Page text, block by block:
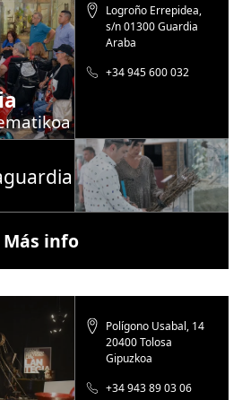
Logroño Errepidea,
s/n 01300 Guardia
Araba
+34 945 600 032
Más info
Polígono Usabal, 14
20400 Tolosa
Gipuzkoa
+34 943 89 03 06